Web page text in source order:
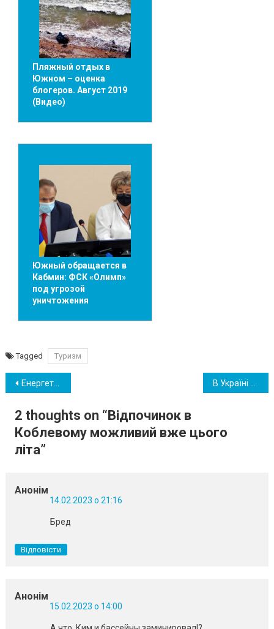
Пляжный отдых в
Южном – оценка
блогеров. Август 2019
(Видео)
Южный обращается в
Кабмин: ФСК «Олимп»
под угрозой
уничтожения
Tagged Туризм
Навігація
записів
Енергетики запланували 12 лютого день без вимкнень в Одеській області
2 thoughts on “Відпочинок в
Коблевому можливий вже цього
літа”
Анонім
14.02.2023 о 21:16
Бред
Відповісти
Анонім
15.02.2023 о 14:00